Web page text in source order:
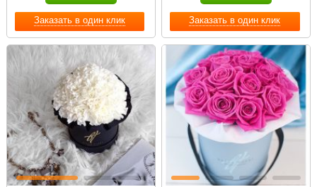
Заказать в один клик Заказать в один клик